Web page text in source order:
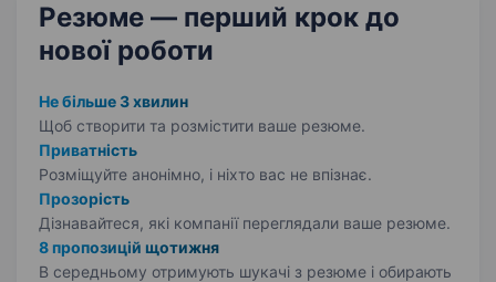
Резюме — перший крок до
нової роботи
Не більше 3 хвилин
Щоб створити та розмістити ваше резюме.
Приватність
Розміщуйте анонімно, і ніхто вас не впізнає.
Прозорість
Дізнавайтеся, які компанії переглядали ваше резюме.
8 пропозицій щотижня
В середньому отримують шукачі з резюме і обирають